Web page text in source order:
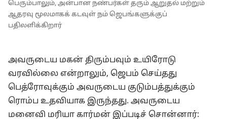
பெரும்பாலும், அன்பான நண்பர்கள் தரும் ஆறுதல் மற்றும்
ஆதரவு மூலமாகக் கடவுள் நம் ஜெபங்களுக்குப்
பதிலளிக்கிறார்
அவருடைய மகன் திரும்பவும் உயிரோடு
வரவில்லை என்றாலும், ஜெபம் செய்தது
பெத்ரோவுக்கும் அவருடைய குடும்பத்துக்கும்
ரொம்ப உதவியாக இருந்தது. அவருடைய
மனைவி மரியா கார்மன் இப்படிச் சொன்னார்: